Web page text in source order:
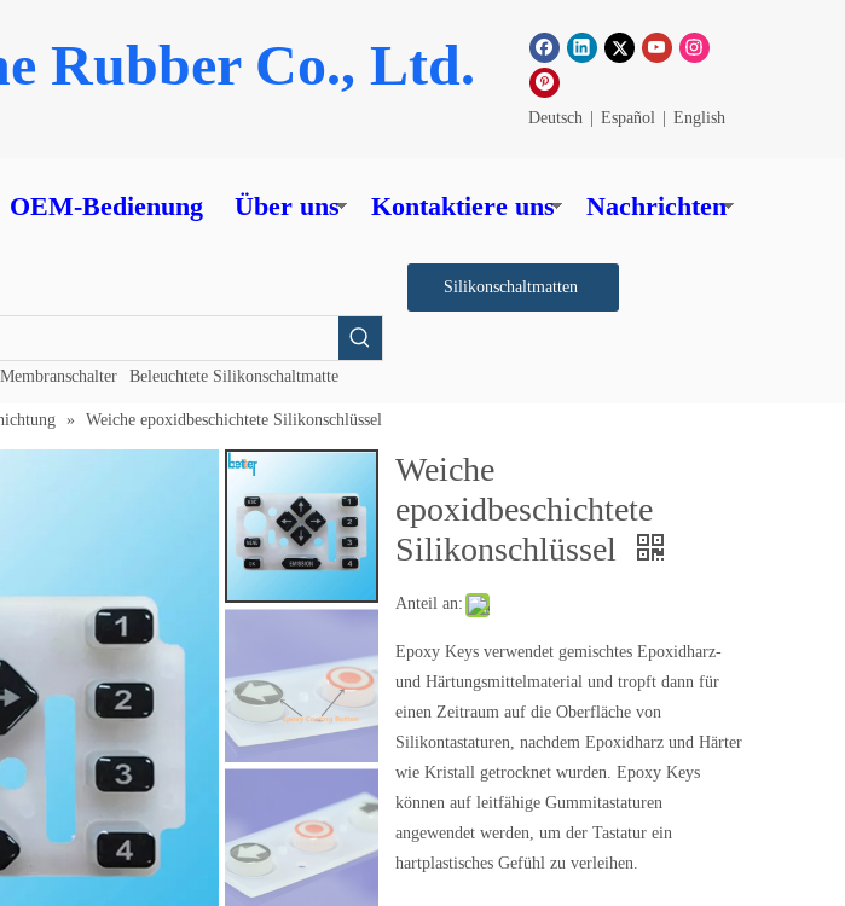
Rubber Co., Ltd.
Deutsch Español English
OEM-Bedienung Über uns Kontaktiere uns Nachrichten
Membranschalter Beleuchtete Silikonschaltmatte
Silikonschaltmatten
» Weiche epoxidbeschichtete Silikonschlüssel
Weiche
epoxidbeschichtete
Silikonschlüssel
Anteil an:
Epoxy Keys verwendet gemischtes Epoxidharz-
und Härtungsmittelmaterial und tropft dann für
einen Zeitraum auf die Oberfläche von
Silikontastaturen, nachdem Epoxidharz und Härter
wie Kristall getrocknet wurden. Epoxy Keys
können auf leitfähige Gummitastaturen
angewendet werden, um der Tastatur ein
hartplastisches Gefühl zu verleihen.